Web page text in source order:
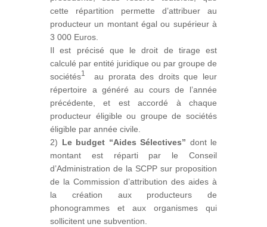
cette répartition permette d’attribuer au
producteur un montant égal ou supérieur à
3 000 Euros.
Il est précisé que le droit de tirage est
calculé par entité juridique ou par groupe de
sociétés1
au prorata des droits que leur
répertoire a généré au cours de l’année
précédente, et est accordé à chaque
producteur éligible ou groupe de sociétés
éligible par année civile.
2) Le budget “Aides Sélectives” dont le
montant est réparti par le Conseil
d’Administration de la SCPP sur proposition
de la Commission d’attribution des aides à
la création aux producteurs de
phonogrammes et aux organismes qui
sollicitent une subvention.